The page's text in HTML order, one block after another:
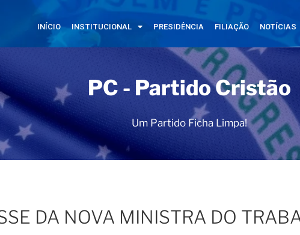
INÍCIO INSTITUCIONAL PRESIDÊNCIA FILIAÇÃO NOTÍCIAS
PC - Partido Cristão
Um Partido Ficha Limpa!
DA NOVA MINISTRA DO